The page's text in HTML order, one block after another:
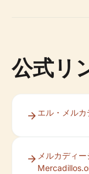
公式リ
エル・メル
メルカディ